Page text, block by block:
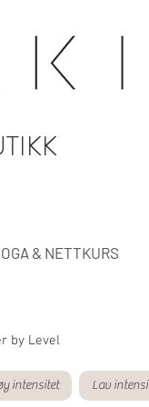
& NETTKURS
by Level
intensitet Lav